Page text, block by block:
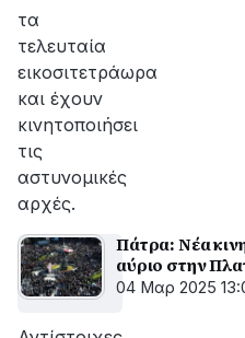
τα
τελευταία
εικοσιτετράωρα
και έχουν
κινητοποιήσει
τις
αστυνομικές
αρχές.
Πάτρα: Νέα
αύριο στην
04 Μαρ 2025